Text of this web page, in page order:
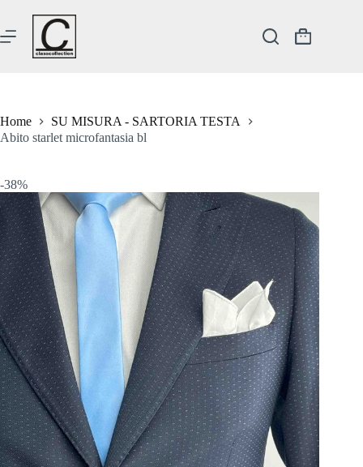
contenuto
Carrello
Home
SU MISURA - SARTORIA TESTA
Abito starlet microfantasia bl
-38%